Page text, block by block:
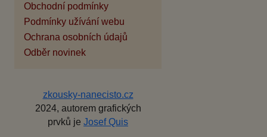
Obchodní podmínky
Podmínky užívání webu
Ochrana osobních údajů
Odběr novinek
zkousky-nanecisto.cz
2024, autorem grafických
prvků je Josef Quis